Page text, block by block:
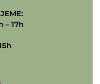
– 17h